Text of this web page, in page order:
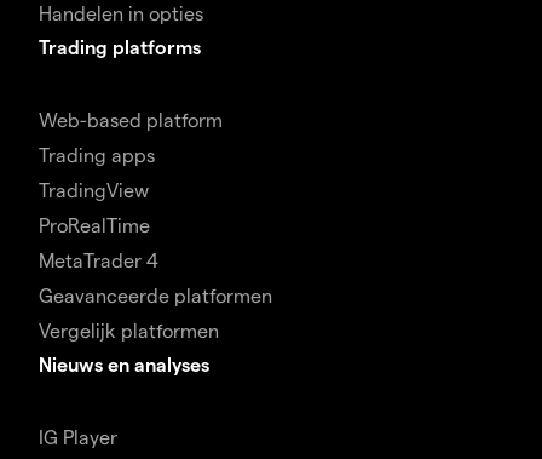
Handelen in opties
Trading platforms
Web-based platform
Trading apps
TradingView
ProRealTime
MetaTrader 4
Geavanceerde platformen
Vergelijk platformen
Nieuws en analyses
IG Player